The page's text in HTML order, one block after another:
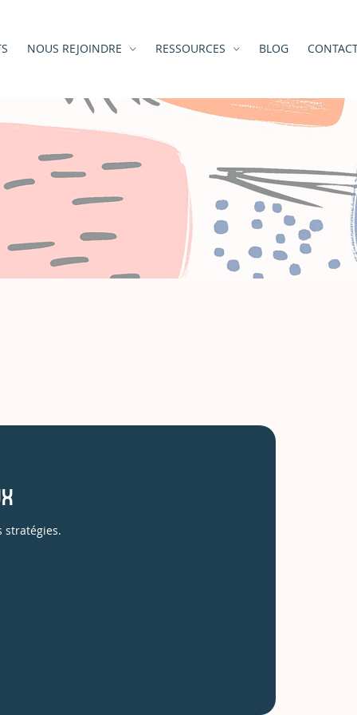
NOUS REJOINDRE RESSOURCES BLOG
stratégies.